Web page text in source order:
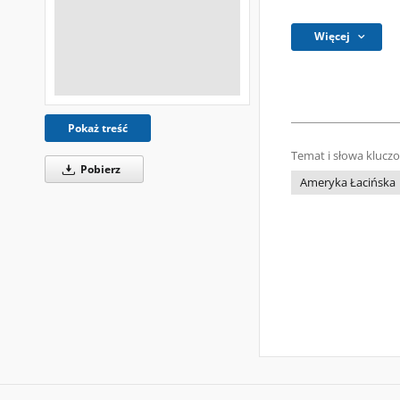
Pokaż treść
Pobierz
Więcej
Temat i słowa
Ameryka Łacińska